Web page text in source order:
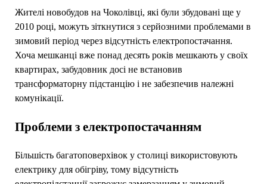
Жителі новобудов на Чоколівці, які були збудовані ще у
2010 році, можуть зіткнутися з серйозними проблемами в
зимовий період через відсутність електропостачання.
Хоча мешканці вже понад десять років мешкають у своїх
квартирах, забудовник досі не встановив
трансформаторну підстанцію і не забезпечив належні
комунікації.
Проблеми з електропостачанням
Більшість багатоповерхівок у столиці використовують
електрику для обігріву, тому відсутність